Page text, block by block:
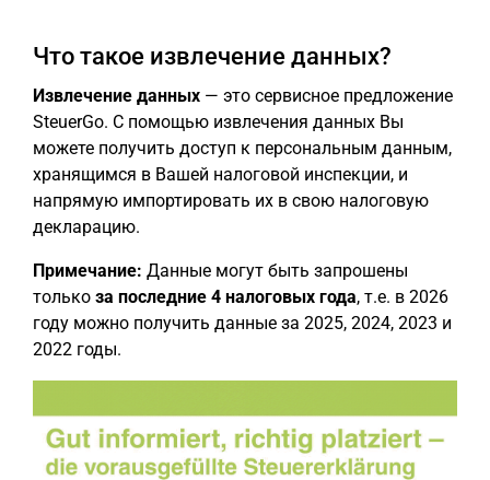
Что такое извлечение данных?
Извлечение данных — это сервисное предложение
SteuerGo. С помощью извлечения данных Вы
можете получить доступ к персональным данным,
хранящимся в Вашей налоговой инспекции, и
напрямую импортировать их в свою налоговую
декларацию.
Примечание: Данные могут быть запрошены
только за последние 4 налоговых года, т.е. в 2026
году можно получить данные за 2025, 2024, 2023 и
2022 годы.